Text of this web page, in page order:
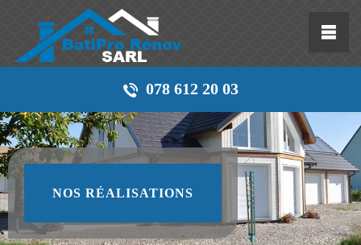
078 612 20 03
NOS RÉALISATIONS